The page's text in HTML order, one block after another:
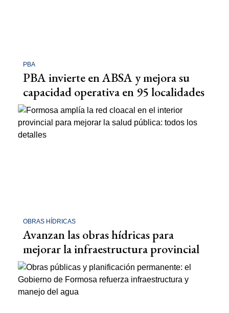
PBA
PBA invierte en ABSA y mejora su
capacidad operativa en 95 localidades
OBRAS HÍDRICAS
Avanzan las obras hídricas para
mejorar la infraestructura provincial